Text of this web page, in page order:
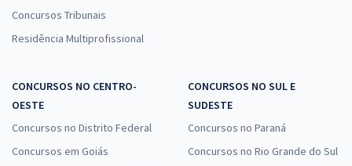
Concursos Tribunais
Residência Multiprofissional
CONCURSOS NO CENTRO-
OESTE
Concursos no Distrito Federal
Concursos em Goiás
CONCURSOS NO SUL E
SUDESTE
Concursos no Paraná
Concursos no Rio Grande do Sul